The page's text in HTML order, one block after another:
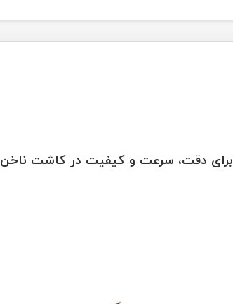
دقت، سرعت و کیفیت در کاشت ناخن